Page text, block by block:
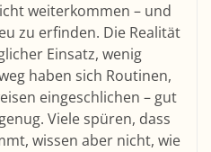
weiterkommen – und
zu erfinden. Die Realität
Einsatz, wenig
haben sich Routinen,
eingeschlichen – gut
Viele spüren, dass
wissen aber nicht, wie